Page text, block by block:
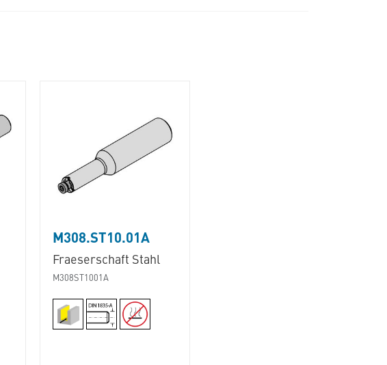
M308.ST10.01A
Fraeserschaft Stahl
M308ST1001A